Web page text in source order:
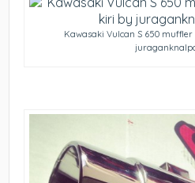
Kawasaki Vulcan S 650